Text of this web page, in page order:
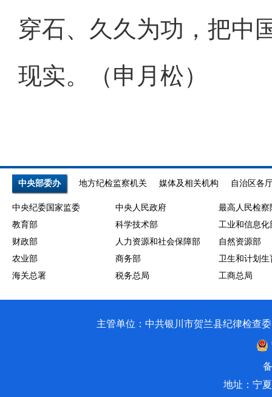
穿石、久久为功，把中
现实。（申月松）
中央部委办 地方纪检监察机关 媒体及相关机构 自治区各
中央纪委国家监委 中央人民政府
最高人民检察
教育部
科学技术部
工业和信息化
财政部
人力资源和社会保障部
自然资源部
农业部
商务部
卫生和计划生
海关总署
税务总局 工商总局
主管单位：中共银川市贺兰县纪律检查
地址：宁